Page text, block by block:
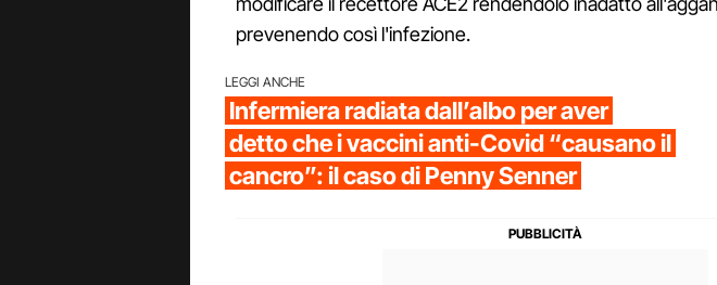
prevenendo così l'infezione.
LEGGI ANCHE
Infermiera radiata dall’albo per aver
detto che i vaccini anti-Covid “causano il
cancro”: il caso di Penny Senner